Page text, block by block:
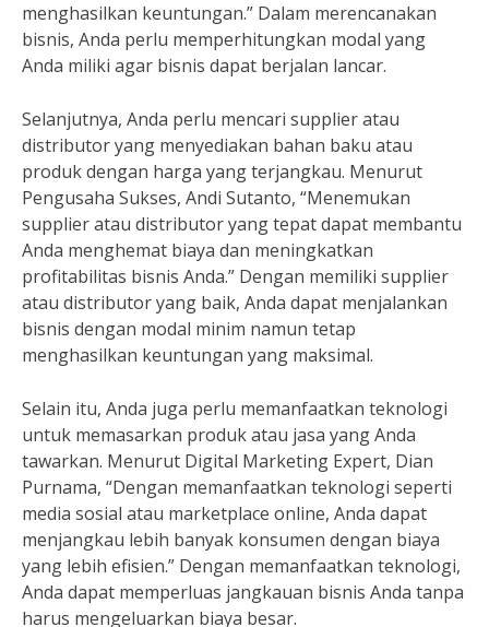
menghasilkan keuntungan.” Dalam merencanakan
bisnis, Anda perlu memperhitungkan modal yang
Anda miliki agar bisnis dapat berjalan lancar.
Selanjutnya, Anda perlu mencari supplier atau
distributor yang menyediakan bahan baku atau
produk dengan harga yang terjangkau. Menurut
Pengusaha Sukses, Andi Sutanto, “Menemukan
supplier atau distributor yang tepat dapat membantu
Anda menghemat biaya dan meningkatkan
profitabilitas bisnis Anda.” Dengan memiliki supplier
atau distributor yang baik, Anda dapat menjalankan
bisnis dengan modal minim namun tetap
menghasilkan keuntungan yang maksimal.
Selain itu, Anda juga perlu memanfaatkan teknologi
untuk memasarkan produk atau jasa yang Anda
tawarkan. Menurut Digital Marketing Expert, Dian
Purnama, “Dengan memanfaatkan teknologi seperti
media sosial atau marketplace online, Anda dapat
menjangkau lebih banyak konsumen dengan biaya
yang lebih efisien.” Dengan memanfaatkan teknologi,
Anda dapat memperluas jangkauan bisnis Anda tanpa
harus mengeluarkan biaya besar.